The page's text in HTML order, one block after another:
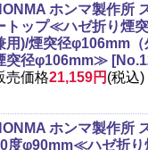
ホンマ製作所
トップ≪ハゼ折り煙
用)/煙突径φ106mm
突径φ106mm≫
売価格21,159円 (税込)
ホンマ製作所
度φ90mm≪ハゼ折り